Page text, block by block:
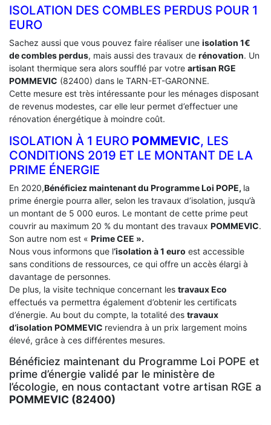
ISOLATION DES COMBLES PERDUS POUR 1
EURO
Sachez aussi que vous pouvez faire réaliser une isolation 1€
de combles perdus, mais aussi des travaux de rénovation. Un
isolant thermique sera alors soufflé par votre artisan RGE
POMMEVIC (82400) dans le TARN-ET-GARONNE.
Cette mesure est très intéressante pour les ménages disposant
de revenus modestes, car elle leur permet d’effectuer une
rénovation énergétique à moindre coût.
ISOLATION À 1 EURO POMMEVIC, LES
CONDITIONS 2019 ET LE MONTANT DE LA
PRIME ÉNERGIE
En 2020,Bénéficiez maintenant du Programme Loi POPE, la
prime énergie pourra aller, selon les travaux d’isolation, jusqu’à
un montant de 5 000 euros. Le montant de cette prime peut
couvrir au maximum 20 % du montant des travaux POMMEVIC.
Son autre nom est « Prime CEE ».
Nous vous informons que l‘isolation à 1 euro est accessible
sans conditions de ressources, ce qui offre un accès élargi à
davantage de personnes.
De plus, la visite technique concernant les travaux Eco
effectués va permettra également d’obtenir les certificats
d’énergie. Au bout du compte, la totalité des travaux
d’isolation POMMEVIC reviendra à un prix largement moins
élevé, grâce à ces différentes mesures.
Bénéficiez maintenant du Programme Loi POPE et
prime d’énergie validé par le ministère de
l’écologie, en nous contactant votre artisan RGE a
POMMEVIC (82400)